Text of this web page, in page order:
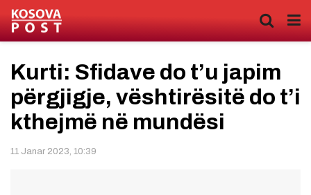
Kurti: Sfidave do t’u japim
përgjigje, vështirësitë do t’i
kthejmë në mundësi
11 Janar 2023, 10:39